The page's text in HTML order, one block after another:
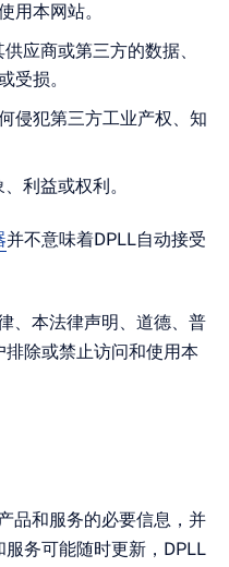
用本网站。
应商或第三方的数据、
受损。
侵犯第三方工业产权、知
利益或权利。
并不意味着DPLL自动接受
、本法律声明、道德、普
除或禁止访问和使用本
品和服务的必要信息，并
务可能随时更新，DPLL